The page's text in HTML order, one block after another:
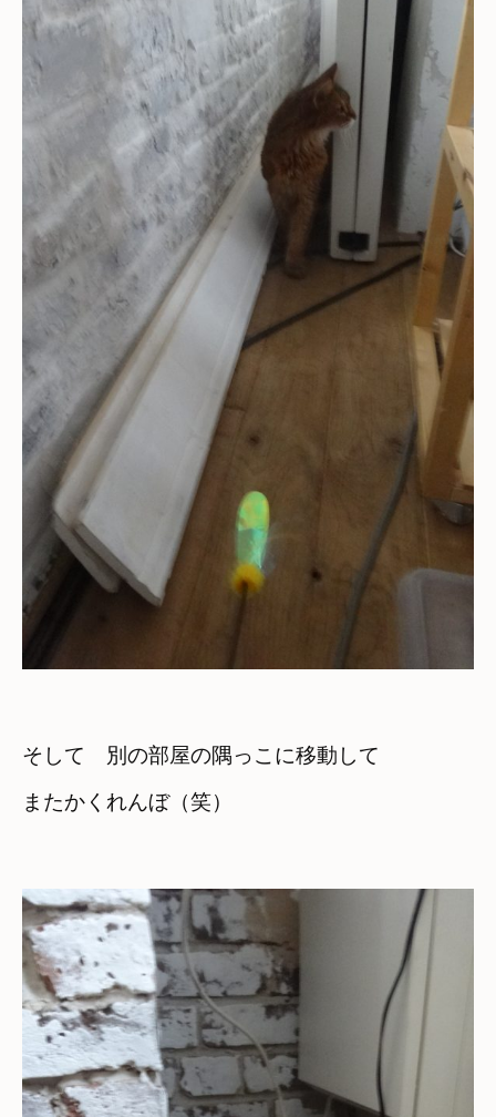
そして　別の部屋の隅っこに移動して
またかくれんぼ（笑）